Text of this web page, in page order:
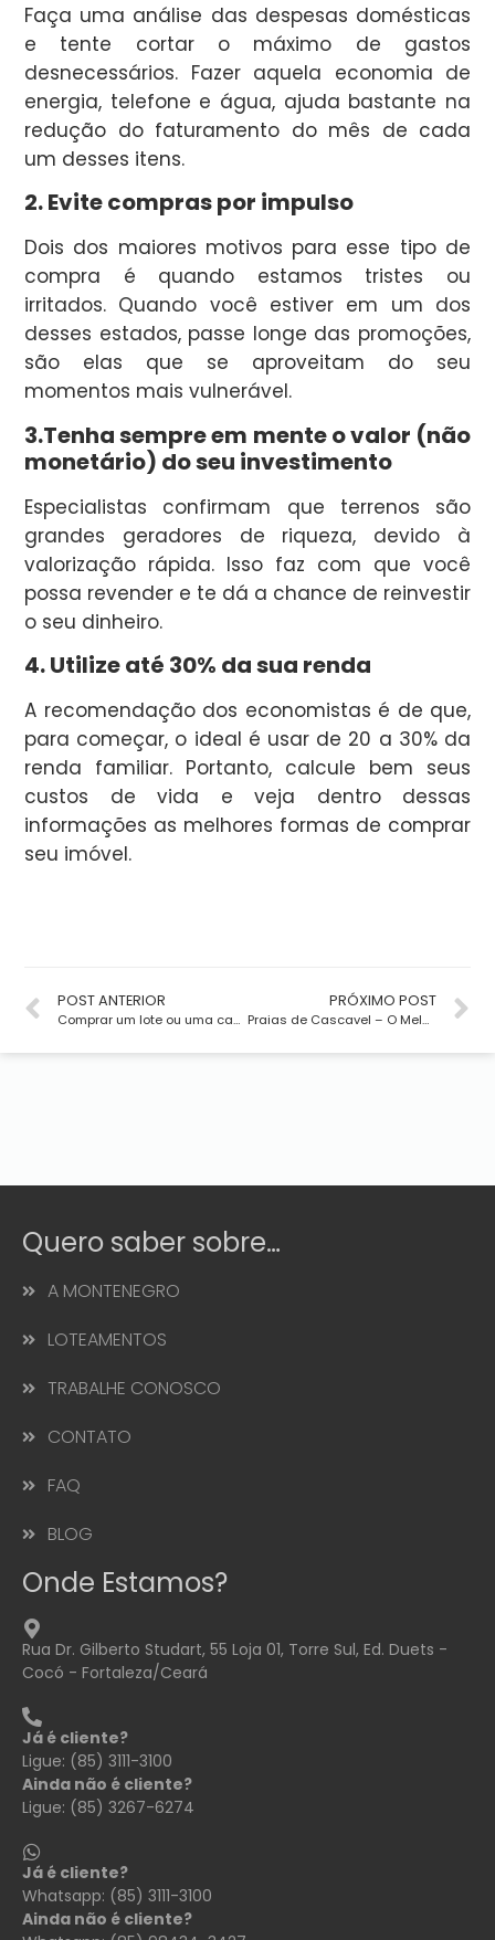
Faça uma análise das despesas domésticas
e tente cortar o máximo de gastos
desnecessários. Fazer aquela economia de
energia, telefone e água, ajuda bastante na
redução do faturamento do mês de cada
um desses itens.
2. Evite compras por impulso
Dois dos maiores motivos para esse tipo de
compra é quando estamos tristes ou
irritados. Quando você estiver em um dos
desses estados, passe longe das promoções,
são elas que se aproveitam do seu
momentos mais vulnerável.
3.Tenha sempre em mente o valor (não
monetário) do seu investimento
Especialistas confirmam que terrenos são
grandes geradores de riqueza, devido à
valorização rápida. Isso faz com que você
possa revender e te dá a chance de reinvestir
o seu dinheiro.
4. Utilize até 30% da sua renda
A recomendação dos economistas é de que,
para começar, o ideal é usar de 20 a 30% da
renda familiar. Portanto, calcule bem seus
custos de vida e veja dentro dessas
informações as melhores formas de comprar
seu imóvel.
POST ANTERIOR
Comprar um lote ou uma casa pronta?
PRÓXIMO POST
Praias de Cascavel – O Melhor do Litoral Cearense
Quero saber sobre…
A MONTENEGRO
LOTEAMENTOS
TRABALHE CONOSCO
CONTATO
FAQ
BLOG
Onde Estamos?
Rua Dr. Gilberto Studart, 55 Loja 01, Torre Sul, Ed. Duets -
Cocó - Fortaleza/Ceará
Já é cliente?
Ligue: (85) 3111-3100
Ainda não é cliente?
Ligue: (85) 3267-6274
Já é cliente?
Whatsapp: (85) 3111-3100
Ainda não é cliente?